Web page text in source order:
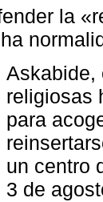
la
Askabide,
religiosas
para
un centro
3 de